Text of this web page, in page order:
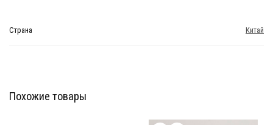
Страна Китай
Похожие товары
Мебель Салона Красоты
Мебель Салона Красоты